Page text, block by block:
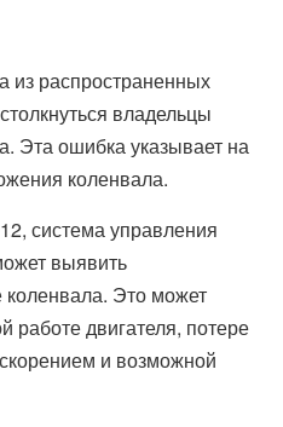
распространенных
владельцы
Эта ошибка указывает на
коленвала.
система управления
выявить
Это может
работе двигателя, потере
и возможной